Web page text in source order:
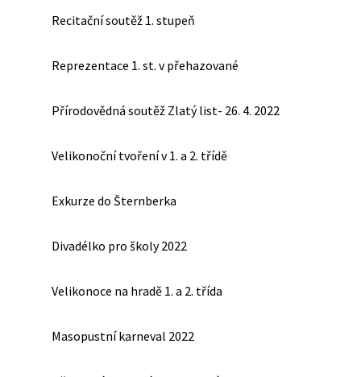
Recitační soutěž 1. stupeň
Reprezentace 1. st. v přehazované
Přírodovědná soutěž Zlatý list- 26. 4. 2022
Velikonoční tvoření v 1. a 2. třídě
Exkurze do Šternberka
Divadélko pro školy 2022
Velikonoce na hradě 1. a 2. třída
Masopustní karneval 2022